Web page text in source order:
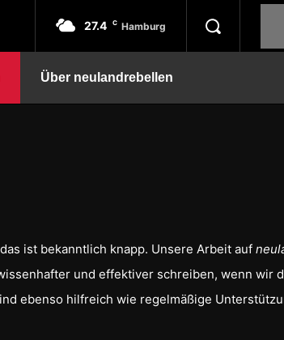
27.4 C Hamburg
Über neulandrebellen
ist bekanntlich knapp. Unsere Arbeit auf
und effektiver schreiben, wenn wir
ebenso hilfreich wie regelmäßige